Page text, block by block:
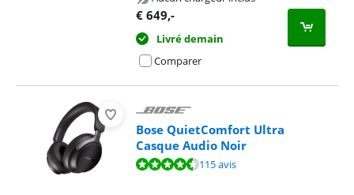
€ 649,-
Livré demain
Comparer
Bose QuietComfort Ultra
Casque Audio Noir
La note est de 8,5 sur 10, basée sur 115 avis.115 avis